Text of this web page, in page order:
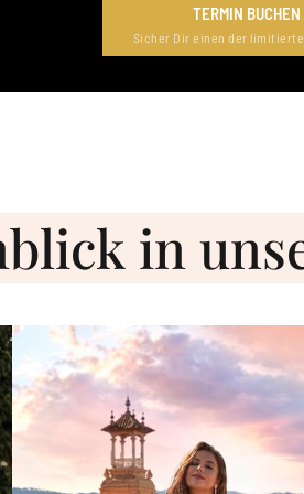
TERMIN BUCHEN
Sicher Dir einen der
in